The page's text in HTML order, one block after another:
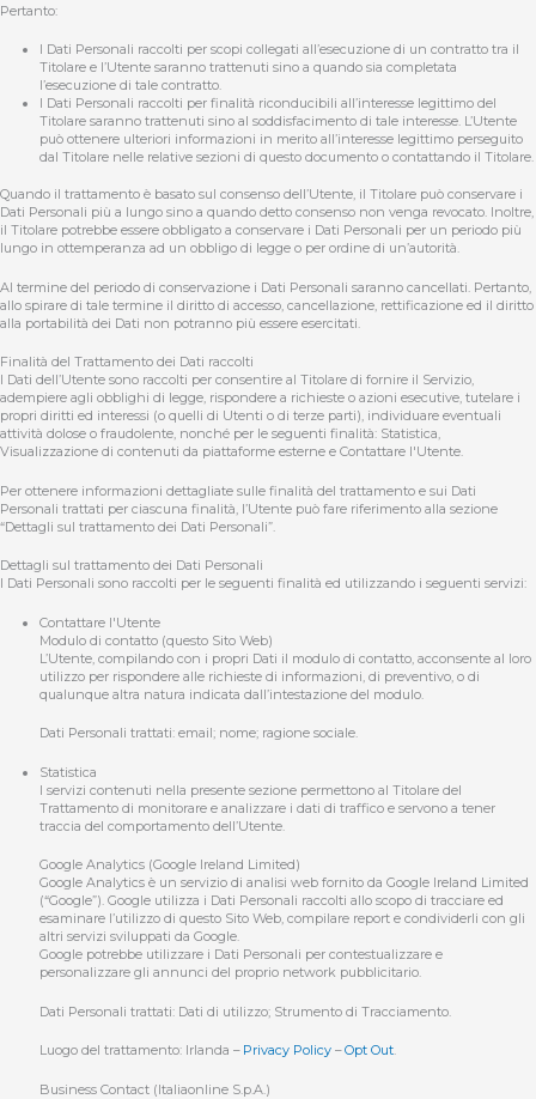
Pertanto:
I Dati Personali raccolti per scopi collegati all’esecuzione di un contratto tra il
Titolare e l’Utente saranno trattenuti sino a quando sia completata
l’esecuzione di tale contratto.
I Dati Personali raccolti per finalità riconducibili all’interesse legittimo del
Titolare saranno trattenuti sino al soddisfacimento di tale interesse. L’Utente
può ottenere ulteriori informazioni in merito all’interesse legittimo perseguito
dal Titolare nelle relative sezioni di questo documento o contattando il Titolare.
Quando il trattamento è basato sul consenso dell’Utente, il Titolare può conservare i
Dati Personali più a lungo sino a quando detto consenso non venga revocato. Inoltre,
il Titolare potrebbe essere obbligato a conservare i Dati Personali per un periodo più
lungo in ottemperanza ad un obbligo di legge o per ordine di un’autorità.
Al termine del periodo di conservazione i Dati Personali saranno cancellati. Pertanto,
allo spirare di tale termine il diritto di accesso, cancellazione, rettificazione ed il diritto
alla portabilità dei Dati non potranno più essere esercitati.
Finalità del Trattamento dei Dati raccolti
I Dati dell’Utente sono raccolti per consentire al Titolare di fornire il Servizio,
adempiere agli obblighi di legge, rispondere a richieste o azioni esecutive, tutelare i
propri diritti ed interessi (o quelli di Utenti o di terze parti), individuare eventuali
attività dolose o fraudolente, nonché per le seguenti finalità: Statistica,
Visualizzazione di contenuti da piattaforme esterne e Contattare l'Utente.
Per ottenere informazioni dettagliate sulle finalità del trattamento e sui Dati
Personali trattati per ciascuna finalità, l’Utente può fare riferimento alla sezione
“Dettagli sul trattamento dei Dati Personali”.
Dettagli sul trattamento dei Dati Personali
I Dati Personali sono raccolti per le seguenti finalità ed utilizzando i seguenti servizi:
Contattare l'Utente
Modulo di contatto (questo Sito Web)
L’Utente, compilando con i propri Dati il modulo di contatto, acconsente al loro
utilizzo per rispondere alle richieste di informazioni, di preventivo, o di
qualunque altra natura indicata dall’intestazione del modulo.
Dati Personali trattati: email; nome; ragione sociale.
Statistica
I servizi contenuti nella presente sezione permettono al Titolare del
Trattamento di monitorare e analizzare i dati di traffico e servono a tener
traccia del comportamento dell’Utente.
Google Analytics (Google Ireland Limited)
Google Analytics è un servizio di analisi web fornito da Google Ireland Limited
(“Google”). Google utilizza i Dati Personali raccolti allo scopo di tracciare ed
esaminare l’utilizzo di questo Sito Web, compilare report e condividerli con gli
altri servizi sviluppati da Google.
Google potrebbe utilizzare i Dati Personali per contestualizzare e
personalizzare gli annunci del proprio network pubblicitario.
Dati Personali trattati: Dati di utilizzo; Strumento di Tracciamento.
Luogo del trattamento: Irlanda – Privacy Policy–Opt Out.
Business Contact (Italiaonline S.p.A.)